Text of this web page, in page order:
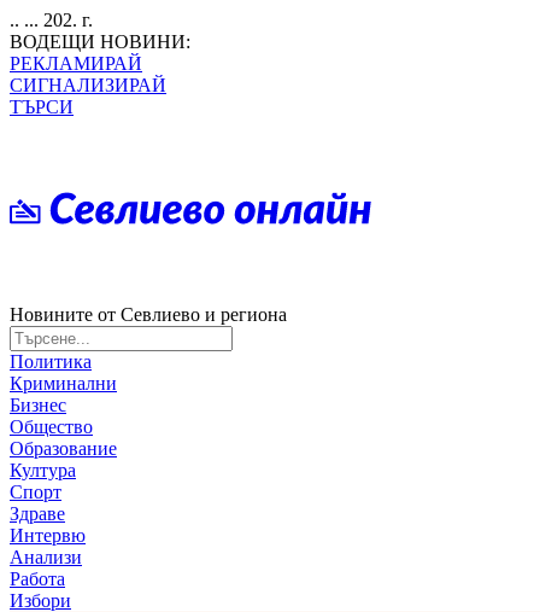
.. ... 202. г.
ВОДЕЩИ НОВИНИ:
РЕКЛАМИРАЙ
СИГНАЛИЗИРАЙ
ТЪРСИ
Новините от Севлиево и региона
Политика
Криминални
Бизнес
Общество
Образование
Култура
Спорт
Здраве
Интервю
Анализи
Работа
Избори